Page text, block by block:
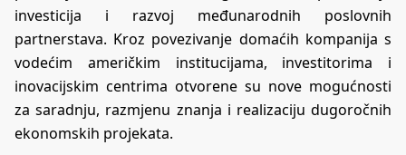
investicija i razvoj međunarodnih poslovnih
partnerstava. Kroz povezivanje domaćih kompanija s
vodećim američkim institucijama, investitorima i
inovacijskim centrima otvorene su nove mogućnosti
za saradnju, razmjenu znanja i realizaciju dugoročnih
ekonomskih projekata.